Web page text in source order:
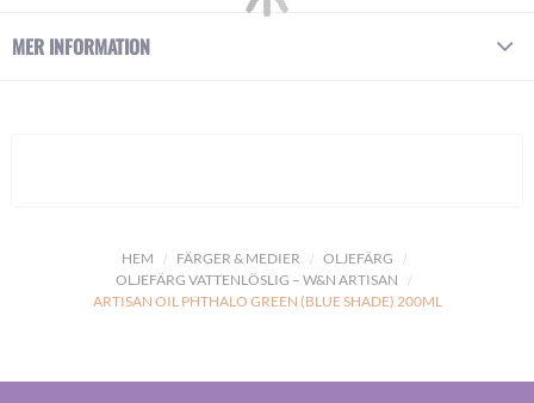
HEM FÄRGER & MEDIER
OLJEFÄRG
OLJEFÄRG VATTENLÖSLIG – W&N ARTISAN
ARTISAN OIL PHTHALO GREEN (BLUE SHADE) 200ML
MER INFORMATION